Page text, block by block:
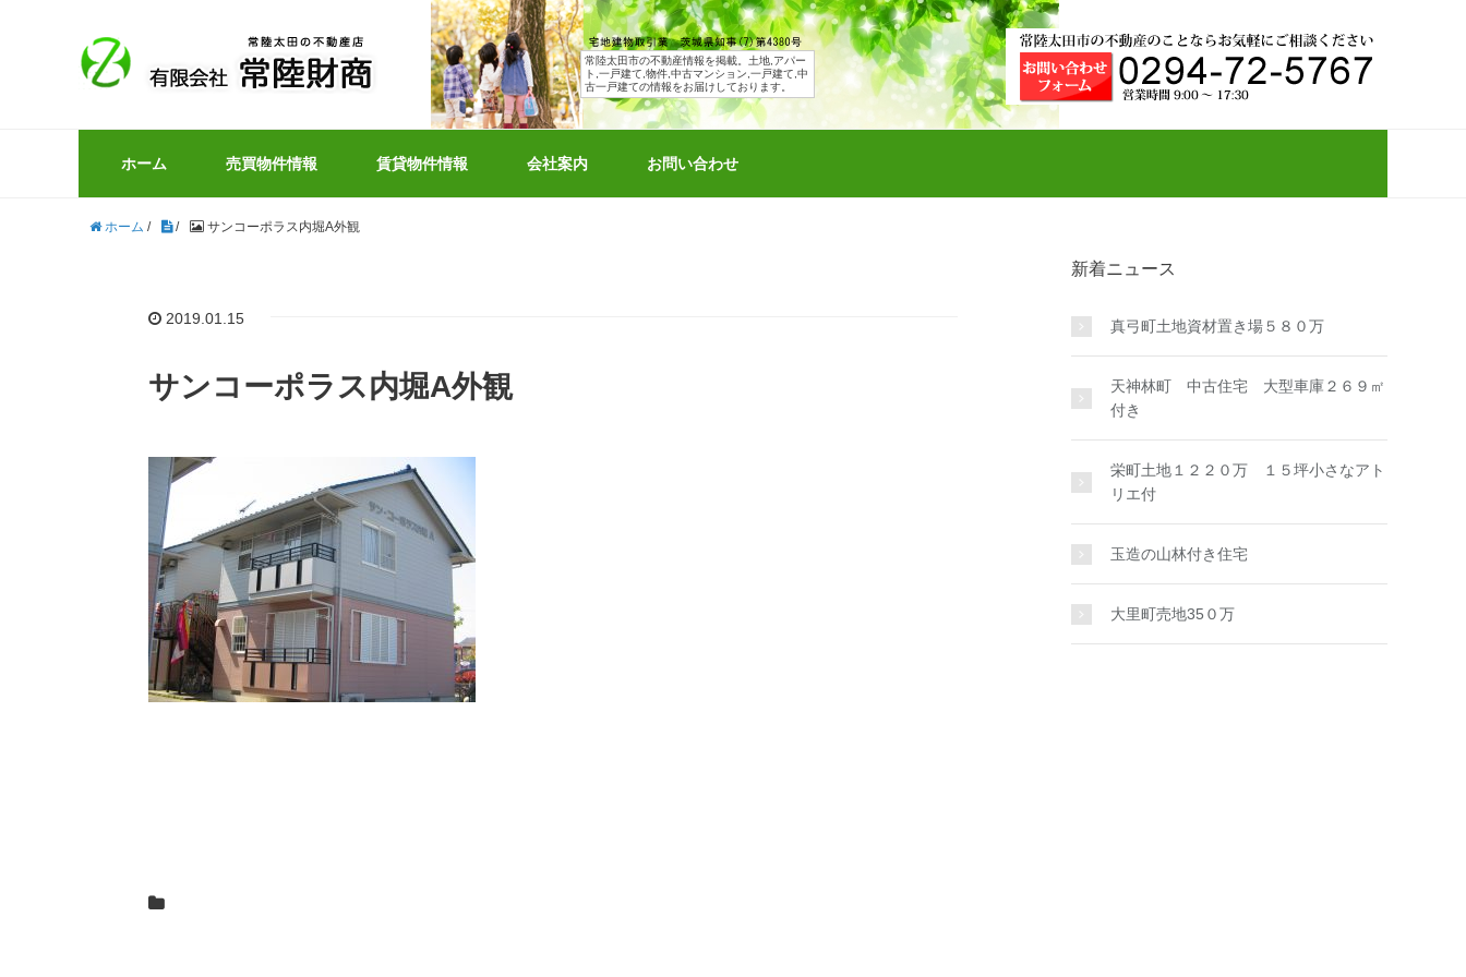
常陸太田市の不動産情報を掲載。土地,アパー
ト,一戸建て,物件,中古マンション,一戸建て,中
古一戸建ての情報をお届けしております。
ホーム 売買物件情報 賃貸物件情報 会社案内 お問い合わせ
ホーム / / サンコーポラス内堀A外観
2019.01.15
サンコーポラス内堀A外観
新着ニュース
真弓町土地資材置き場５８０万
天神林町 中古住宅 大型車庫２６９㎡
付き
栄町土地１２２０万 １５坪小さなアト
リエ付
玉造の山林付き住宅
大里町売地35０万